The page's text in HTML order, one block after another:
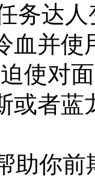
务达
血并使
使对
或者
助你